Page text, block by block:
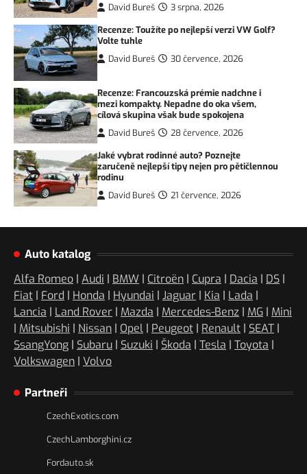
David Bureš
3 srpna, 2026
Recenze: Toužíte po nejlepší verzi VW Golf?
Volte tuhle
David Bureš
30 července, 2026
Recenze: Francouzská prémie nadchne i
mezi kompakty. Nepadne do oka všem,
cílová skupina však bude spokojena
David Bureš
28 července, 2026
Jaké vybrat rodinné auto? Poznejte
zaručeně nejlepší tipy nejen pro pětičlennou
rodinu
David Bureš
21 července, 2026
Auto katalog
Alfa Romeo | Audi | BMW | Citroën | Cupra | Dacia | DS |
Fiat | Ford | Honda | Hyundai | Jaguar | Kia | Lada |
Lancia | Land Rover | Mazda | Mercedes-Benz | MG | Mini
| Mitsubishi | Nissan | Opel | Peugeot | Renault | SEAT |
SsangYong | Subaru | Suzuki | Škoda | Tesla | Toyota |
Volkswagen | Volvo
Partneři
CzechExotics.com
CzechLamborghini.cz
Fordauto.sk